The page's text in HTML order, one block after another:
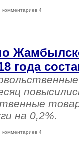
комментариев 4
года
на 0,2%.
комментариев 4